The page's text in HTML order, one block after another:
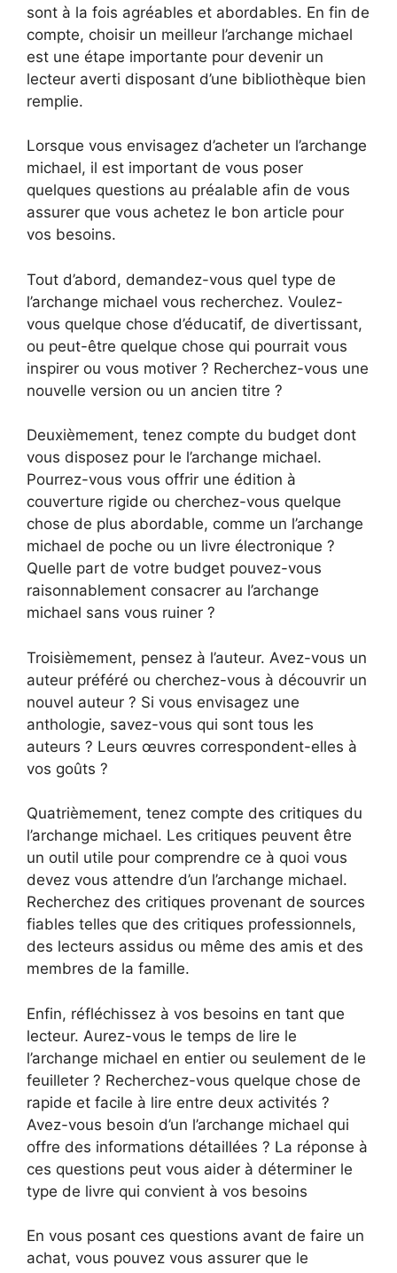
sont à la fois agréables et abordables. En fin de
compte, choisir un meilleur l’archange michael
est une étape importante pour devenir un
lecteur averti disposant d’une bibliothèque bien
remplie.
Lorsque vous envisagez d’acheter un l’archange
michael, il est important de vous poser
quelques questions au préalable afin de vous
assurer que vous achetez le bon article pour
vos besoins.
Tout d’abord, demandez-vous quel type de
l’archange michael vous recherchez. Voulez-
vous quelque chose d’éducatif, de divertissant,
ou peut-être quelque chose qui pourrait vous
inspirer ou vous motiver ? Recherchez-vous une
nouvelle version ou un ancien titre ?
Deuxièmement, tenez compte du budget dont
vous disposez pour le l’archange michael.
Pourrez-vous vous offrir une édition à
couverture rigide ou cherchez-vous quelque
chose de plus abordable, comme un l’archange
michael de poche ou un livre électronique ?
Quelle part de votre budget pouvez-vous
raisonnablement consacrer au l’archange
michael sans vous ruiner ?
Troisièmement, pensez à l’auteur. Avez-vous un
auteur préféré ou cherchez-vous à découvrir un
nouvel auteur ? Si vous envisagez une
anthologie, savez-vous qui sont tous les
auteurs ? Leurs œuvres correspondent-elles à
vos goûts ?
Quatrièmement, tenez compte des critiques du
l’archange michael. Les critiques peuvent être
un outil utile pour comprendre ce à quoi vous
devez vous attendre d’un l’archange michael.
Recherchez des critiques provenant de sources
fiables telles que des critiques professionnels,
des lecteurs assidus ou même des amis et des
membres de la famille.
Enfin, réfléchissez à vos besoins en tant que
lecteur. Aurez-vous le temps de lire le
l’archange michael en entier ou seulement de le
feuilleter ? Recherchez-vous quelque chose de
rapide et facile à lire entre deux activités ?
Avez-vous besoin d’un l’archange michael qui
offre des informations détaillées ? La réponse à
ces questions peut vous aider à déterminer le
type de livre qui convient à vos besoins
En vous posant ces questions avant de faire un
achat, vous pouvez vous assurer que le